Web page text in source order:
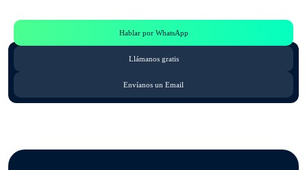
Hablar por WhatsApp
Llámanos gratis
Envíanos un Email